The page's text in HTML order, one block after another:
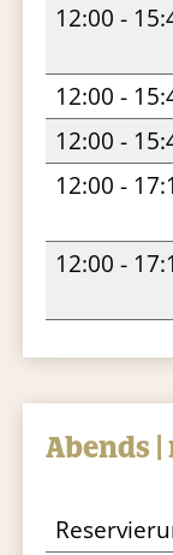
12:00 -
12:00 -
12:00 -
12:00 -
12:00 -
Abends